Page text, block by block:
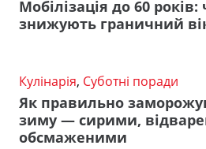
Мобілізація до 60
знижують граничний
Кулінарія, Суботні поради
Як правильно
зиму — сирими,
обсмаженими